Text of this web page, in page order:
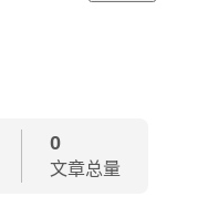
0
文章总量